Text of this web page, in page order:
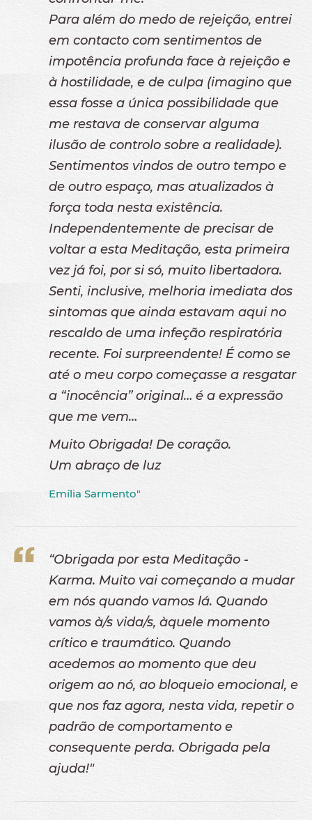
Para além do medo de rejeição, entrei
em contacto com sentimentos de
impotência profunda face à rejeição e
à hostilidade, e de culpa (imagino que
essa fosse a única possibilidade que
me restava de conservar alguma
ilusão de controlo sobre a realidade).
Sentimentos vindos de outro tempo e
de outro espaço, mas atualizados à
força toda nesta existência.
Independentemente de precisar de
voltar a esta Meditação, esta primeira
vez já foi, por si só, muito libertadora.
Senti, inclusive, melhoria imediata dos
sintomas que ainda estavam aqui no
rescaldo de uma infeção respiratória
recente. Foi surpreendente! É como se
até o meu corpo começasse a resgatar
a “inocência” original… é a expressão
que me vem…
Muito Obrigada! De coração.
Um abraço de luz
Emília Sarmento"
“Obrigada por esta Meditação -
Karma. Muito vai começando a mudar
em nós quando vamos lá. Quando
vamos à/s vida/s, àquele momento
crítico e traumático. Quando
acedemos ao momento que deu
origem ao nó, ao bloqueio emocional, e
que nos faz agora, nesta vida, repetir o
padrão de comportamento e
consequente perda. Obrigada pela
ajuda!"